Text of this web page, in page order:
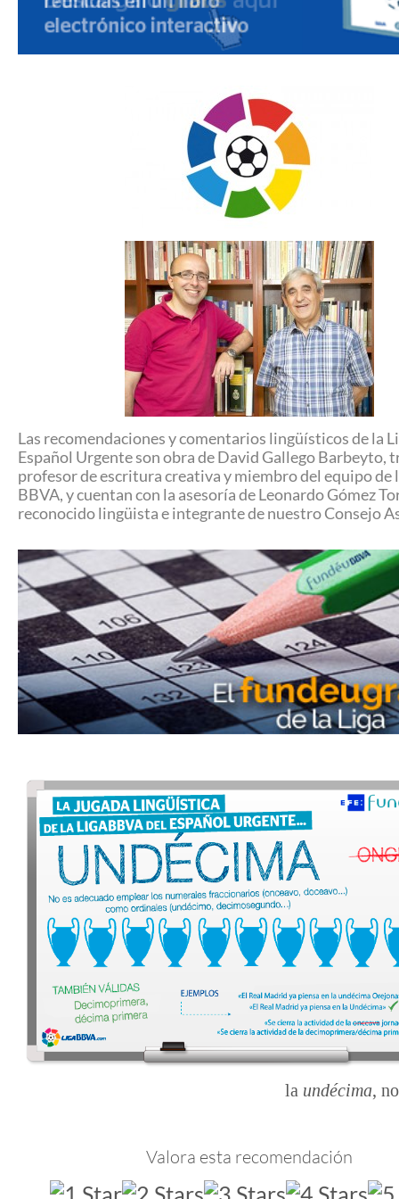
Las recomendaciones y comentarios lingüísticos de la
Español Urgente son obra de David Gallego Barbeyto,
profesor de escritura creativa y miembro del equipo de
BBVA, y cuentan con la asesoría de Leonardo Gómez
reconocido lingüista e integrante de nuestro Consejo
la undécima,
Valora esta recomendación